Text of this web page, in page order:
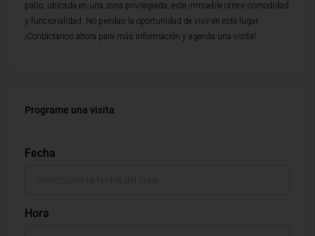
patio, ubicada en una zona privilegiada, este inmueble ofrece comodidad
y funcionalidad. No pierdas la oportunidad de vivir en este lugar.
¡Contáctanos ahora para más información y agenda una visita!
Programe una visita
Fecha
Hora